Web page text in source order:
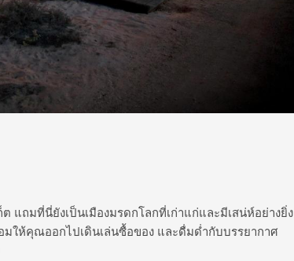
แถมที่นี่ยังเป็นเมืองมรดกโลกที่เก่าแก่และมีเสน่ห์อย่างยิ่ง
มให้คุณออกไปเดินเล่นซื้อของ และดื่มด่ำกับบรรยากาศ